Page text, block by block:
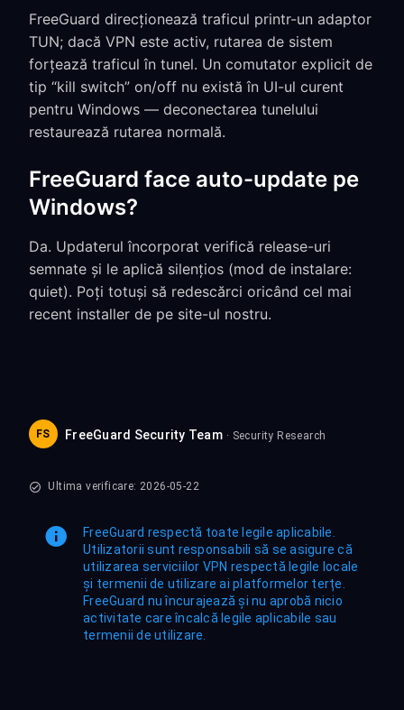
FreeGuard direcționează traficul printr-un adaptor
TUN; dacă VPN este activ, rutarea de sistem
forțează traficul în tunel. Un comutator explicit de
tip “kill switch” on/off nu există în UI-ul curent
pentru Windows — deconectarea tunelului
restaurează rutarea normală.
FreeGuard face auto-update pe
Windows?
Da. Updaterul încorporat verifică release-uri
semnate și le aplică silențios (mod de instalare:
quiet). Poți totuși să redescărci oricând cel mai
recent installer de pe site-ul nostru.
FS FreeGuard Security Team · Security Research
Ultima verificare: 2026-05-22
FreeGuard respectă toate legile aplicabile.
Utilizatorii sunt responsabili să se asigure că
utilizarea serviciilor VPN respectă legile locale
și termenii de utilizare ai platformelor terțe.
FreeGuard nu încurajează și nu aprobă nicio
activitate care încalcă legile aplicabile sau
termenii de utilizare.